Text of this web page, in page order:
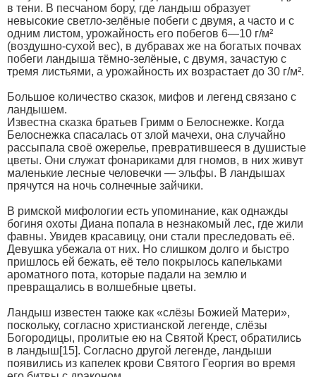
в тени. В песчаном бору, где ландыш образует
невысокие светло-зелёные побеги с двумя, а часто и с
одним листом, урожайность его побегов 6—10 г/м²
(воздушно-сухой вес), в дубравах же на богатых почвах
побеги ландыша тёмно-зелёные, с двумя, зачастую с
тремя листьями, а урожайность их возрастает до 30 г/м².
Большое количество сказок, мифов и легенд связано с
ландышем.
Известна сказка братьев Гримм о Белоснежке. Когда
Белоснежка спасалась от злой мачехи, она случайно
рассыпала своё ожерелье, превратившееся в душистые
цветы. Они служат фонариками для гномов, в них живут
маленькие лесные человечки — эльфы. В ландышах
прячутся на ночь солнечные зайчики.
В римской мифологии есть упоминание, как однажды
богиня охоты Диана попала в незнакомый лес, где жили
фавны. Увидев красавицу, они стали преследовать её.
Девушка убежала от них. Но слишком долго и быстро
пришлось ей бежать, её тело покрылось капельками
ароматного пота, которые падали на землю и
превращались в волшебные цветы.
Ландыш известен также как «слёзы Божией Матери»,
поскольку, согласно христианской легенде, слёзы
Богородицы, пролитые ею на Святой Крест, обратились
в ландыш[15]. Согласно другой легенде, ландыши
появились из капелек крови Святого Георгия во время